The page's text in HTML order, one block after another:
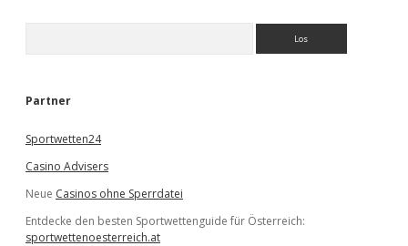
e
Partner
Sportwetten24
Casino Advisers
Neue Casinos ohne Sperrdatei
Entdecke den besten Sportwettenguide für Österreich:
sportwettenoesterreich.at